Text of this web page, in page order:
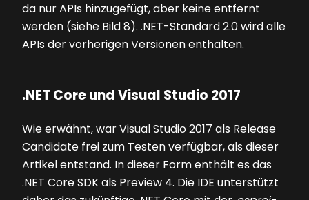
da nur APIs hinzugefügt, aber keine entfernt
werden (siehe Bild 8). .NET-Standard 2.0 wird alle
APIs der vorherigen Versionen enthalten.
.NET Core und Visual Studio 2017
Wie erwähnt, war Visual Studio 2017 als Release
Candidate frei zum Testen verfügbar, als dieser
Artikel entstand. In dieser Form enthält es das
­.NET Core SDK als Preview 4. Die IDE unterstützt